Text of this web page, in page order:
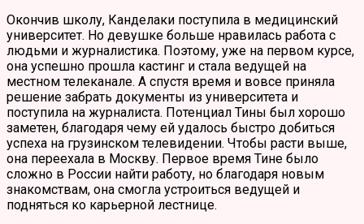
Окончив школу, Канделаки поступила в медицинский
университет. Но девушке больше нравилась работа с
людьми и журналистика. Поэтому, уже на первом курсе,
она успешно прошла кастинг и стала ведущей на
местном телеканале. А спустя время и вовсе приняла
решение забрать документы из университета и
поступила на журналиста. Потенциал Тины был хорошо
заметен, благодаря чему ей удалось быстро добиться
успеха на грузинском телевидении. Чтобы расти выше,
она переехала в Москву. Первое время Тине было
сложно в России найти работу, но благодаря новым
знакомствам, она смогла устроиться ведущей и
подняться ко карьерной лестнице.